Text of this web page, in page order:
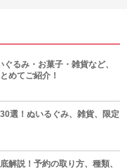
るみ・お菓子・雑貨など、
めてご紹介！
選！ぬいるぐみ、雑貨、限定
解説！予約の取り方、種類、